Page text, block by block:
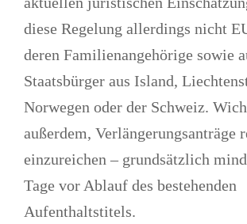
diese Regelung allerdings nicht
deren Familienangehörige sowie
Staatsbürger aus Island,
Norwegen oder der Schweiz.
außerdem, Verlängerungsanträge
einzureichen – grundsätzlich
Tage vor Ablauf des bestehenden
Aufenthaltstitels.